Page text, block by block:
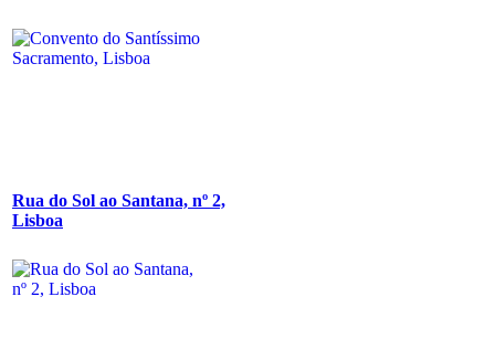
Rua do Sol ao Santana, nº 2,
Lisboa